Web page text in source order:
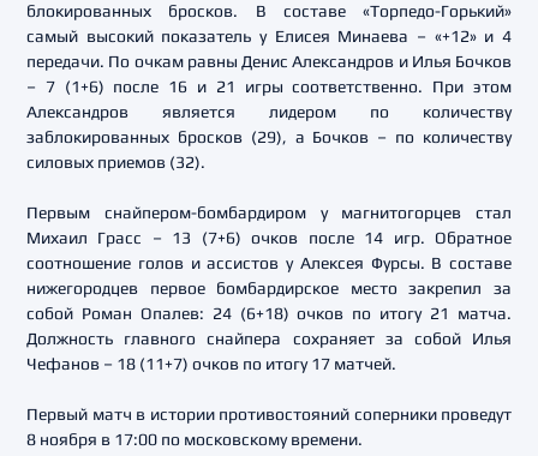
блокированных бросков. В составе «Торпедо-Горький»
самый высокий показатель у Елисея Минаева – «+12» и 4
передачи. По очкам равны Денис Александров и Илья Бочков
– 7 (1+6) после 16 и 21 игры соответственно. При этом
Александров является лидером по количеству
заблокированных бросков (29), а Бочков – по количеству
силовых приемов (32).
Первым снайпером-бомбардиром у магнитогорцев стал
Михаил Грасс – 13 (7+6) очков после 14 игр. Обратное
соотношение голов и ассистов у Алексея Фурсы. В составе
нижегородцев первое бомбардирское место закрепил за
собой Роман Опалев: 24 (6+18) очков по итогу 21 матча.
Должность главного снайпера сохраняет за собой Илья
Чефанов – 18 (11+7) очков по итогу 17 матчей.
Первый матч в истории противостояний соперники проведут
8 ноября в 17:00 по московскому времени.